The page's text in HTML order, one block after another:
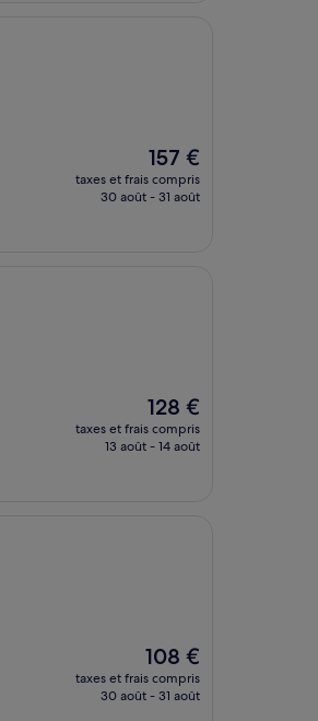
Le
nouveau
prix
157 €
taxes et frais compris
30 août - 31 août
Le
nouveau
prix
128 €
taxes et frais compris
13 août - 14 août
Le
nouveau
prix
108 €
taxes et frais compris
30 août - 31 août